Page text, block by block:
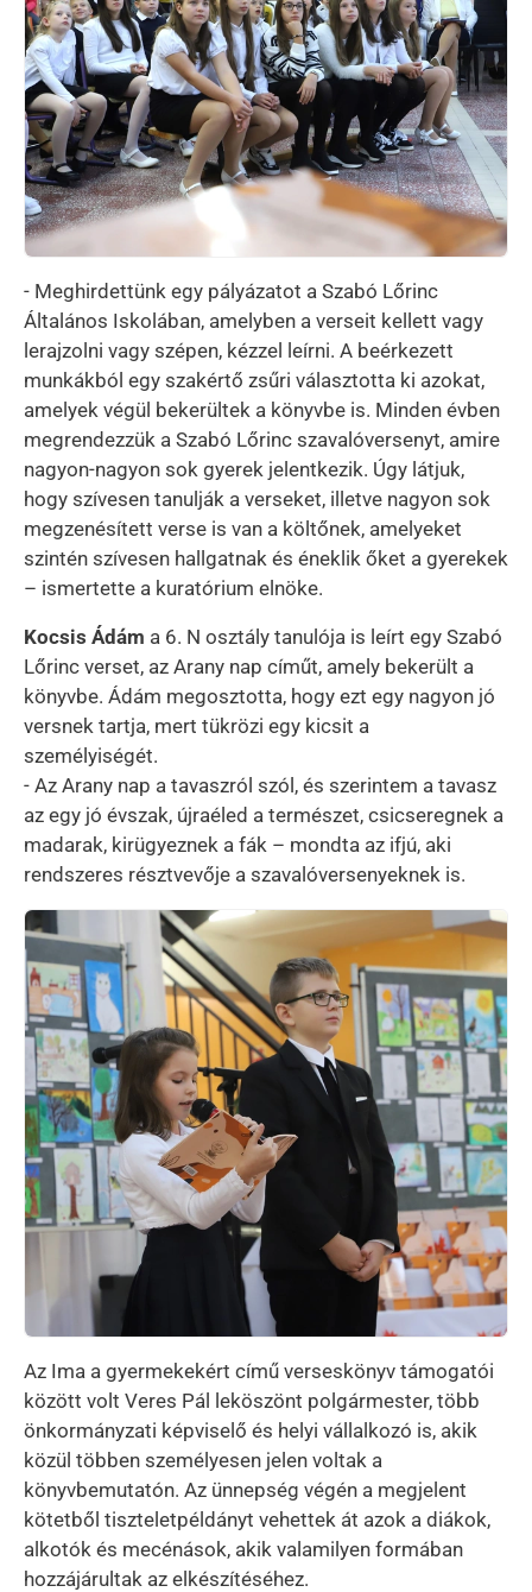
- Meghirdettünk egy pályázatot a Szabó Lőrinc
Általános Iskolában, amelyben a verseit kellett vagy
lerajzolni vagy szépen, kézzel leírni. A beérkezett
munkákból egy szakértő zsűri választotta ki azokat,
amelyek végül bekerültek a könyvbe is. Minden évben
megrendezzük a Szabó Lőrinc szavalóversenyt, amire
nagyon-nagyon sok gyerek jelentkezik. Úgy látjuk,
hogy szívesen tanulják a verseket, illetve nagyon sok
megzenésített verse is van a költőnek, amelyeket
szintén szívesen hallgatnak és éneklik őket a gyerekek
– ismertette a kuratórium elnöke.
Kocsis Ádám a 6. N osztály tanulója is leírt egy Szabó
Lőrinc verset, az Arany nap címűt, amely bekerült a
könyvbe. Ádám megosztotta, hogy ezt egy nagyon jó
versnek tartja, mert tükrözi egy kicsit a
személyiségét.
- Az Arany nap a tavaszról szól, és szerintem a tavasz
az egy jó évszak, újraéled a természet, csicseregnek a
madarak, kirügyeznek a fák – mondta az ifjú, aki
rendszeres résztvevője a szavalóversenyeknek is.
Kép
Az Ima a gyermekekért című verseskönyv támogatói
között volt Veres Pál leköszönt polgármester, több
önkormányzati képviselő és helyi vállalkozó is, akik
közül többen személyesen jelen voltak a
könyvbemutatón. Az ünnepség végén a megjelent
kötetből tiszteletpéldányt vehettek át azok a diákok,
alkotók és mecénások, akik valamilyen formában
hozzájárultak az elkészítéséhez.